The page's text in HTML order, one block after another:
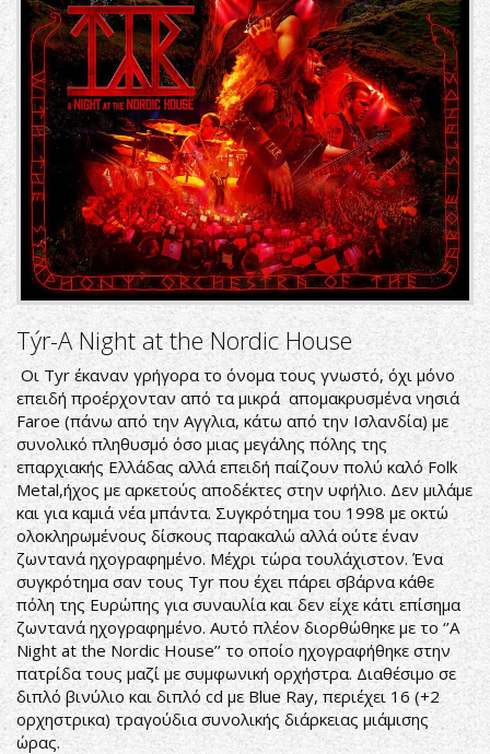
Týr-A Night at the Nordic House
Οι Tyr έκαναν γρήγορα το όνομα τους γνωστό, όχι μόνο
επειδή προέρχονταν από τα μικρά απομακρυσμένα νησιά
Faroe (πάνω από την Αγγλια, κάτω από την Ισλανδία) με
συνολικό πληθυσμό όσο μιας μεγάλης πόλης της
επαρχιακής Ελλάδας αλλά επειδή παίζουν πολύ καλό Folk
Metal,ήχος με αρκετούς αποδέκτες στην υφήλιο. Δεν μιλάμε
και για καμιά νέα μπάντα. Συγκρότημα του 1998 με οκτώ
ολοκληρωμένους δίσκους παρακαλώ αλλά ούτε έναν
ζωντανά ηχογραφημένο. Μέχρι τώρα τουλάχιστον. Ένα
συγκρότημα σαν τους Tyr που έχει πάρει σβάρνα κάθε
πόλη της Ευρώπης για συναυλία και δεν είχε κάτι επίσημα
ζωντανά ηχογραφημένο. Αυτό πλέον διορθώθηκε με το ‘’A
Night at the Nordic House’’ το οποίο ηχογραφήθηκε στην
πατρίδα τους μαζί με συμφωνική ορχήστρα. Διαθέσιμο σε
διπλό βινύλιο και διπλό cd με Blue Ray, περιέχει 16 (+2
ορχηστρικα) τραγούδια συνολικής διάρκειας μιάμισης
ώρας.